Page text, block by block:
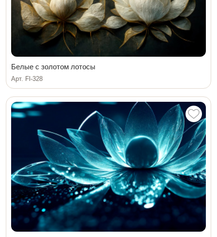
Белые с золотом лотосы
Арт. Fl-328